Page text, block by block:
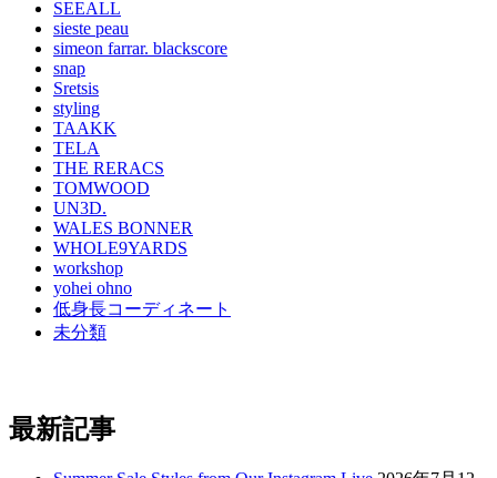
SEEALL
sieste peau
simeon farrar. blackscore
snap
Sretsis
styling
TAAKK
TELA
THE RERACS
TOMWOOD
UN3D.
WALES BONNER
WHOLE9YARDS
workshop
yohei ohno
低身長コーディネート
未分類
最新記事